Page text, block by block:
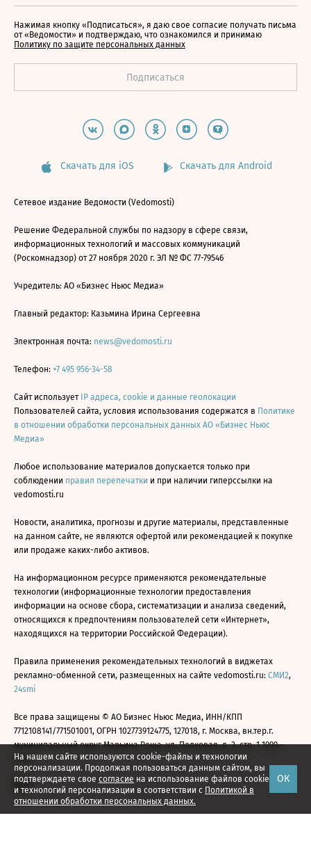
На нашем сайте используются cookie-файлы и технологии
персонализации. Продолжая пользоваться данным сайтом, вы
подтверждаете свое согласие на использование файлов cookie
и технологий персонализации в соответствии с Политикой в
отношении обработки персональных данных.
ОК
Нажимая кнопку «Подписаться», я даю свое согласие получать письма
от «Ведомости» и подтверждаю, что ознакомился и принимаю
Политику по защите персональных данных
Скачать для iOS Скачать для Android
Сетевое издание Ведомости (Vedomosti)
Решение Федеральной службы по надзору в сфере связи,
информационных технологий и массовых коммуникаций
(Роскомнадзор) от 27 ноября 2020 г. ЭЛ № ФС 77-79546
Учредитель: АО «Бизнес Ньюс Медиа»
Главный редактор: Казьмина Ирина Сергеевна
Электронная почта: news@vedomosti.ru
Телефон: +7 495 956-34-58
Сайт использует IP адреса, cookie и данные геолокации
Пользователей сайта, условия использования содержатся в Политике
в отношении обработки персональных данных АО «Бизнес Ньюс
Медиа»
Любое использование материалов допускается только при
соблюдении правил перепечатки и при наличии гиперссылки на
vedomosti.ru
Новости, аналитика, прогнозы и другие материалы, представленные
на данном сайте, не являются офертой или рекомендацией к покупке
или продаже каких-либо активов.
На информационном ресурсе применяются рекомендательные
технологии (информационные технологии предоставления
информации на основе сбора, систематизации и анализа сведений,
относящихся к предпочтениям пользователей сети «Интернет»,
находящихся на территории Российской Федерации).
Правила применения рекомендательных технологий в виджетах
рекламно-обменной сети, размещенных на сайте vedomosti.ru: СМИ2,
24smi
Все права защищены © АО Бизнес Ньюс Медиа, ИНН/КПП
7712108141/771501001, ОГРН 1027739124775, 127018, г. Москва, вн.тер.г.
муниципальный округ Марьина Роща, ул. Полковая, д. 3, стр. 1 1999—
2026